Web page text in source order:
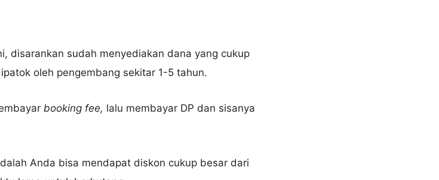
disarankan sudah menyediakan dana yang cukup
oleh pengembang sekitar 1-5 tahun.
booking fee, lalu membayar DP dan sisanya
Anda bisa mendapat diskon cukup besar dari